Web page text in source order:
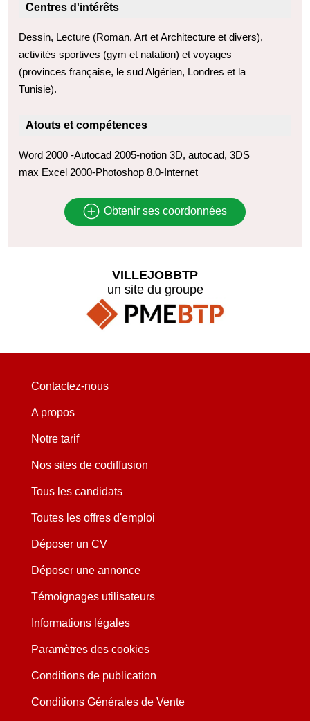
Centres d'intérêts
Dessin, Lecture (Roman, Art et Architecture et divers),
activités sportives (gym et natation) et voyages
(provinces française, le sud Algérien, Londres et la
Tunisie).
Atouts et compétences
Word 2000 -Autocad 2005-notion 3D, autocad, 3DS
max Excel 2000-Photoshop 8.0-Internet
Obtenir ses coordonnées
VILLEJOBBTP
un site du groupe
Contactez-nous
A propos
Notre tarif
Nos sites de codiffusion
Tous les candidats
Toutes les offres d'emploi
Déposer un CV
Déposer une annonce
Témoignages utilisateurs
Informations légales
Paramètres des cookies
Conditions de publication
Conditions Générales de Vente